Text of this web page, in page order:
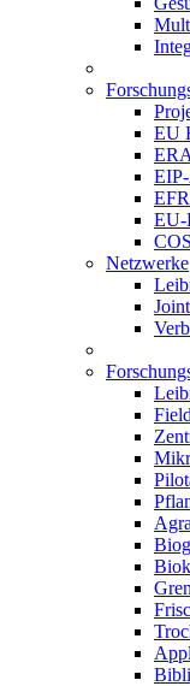
EU
Netzwerke